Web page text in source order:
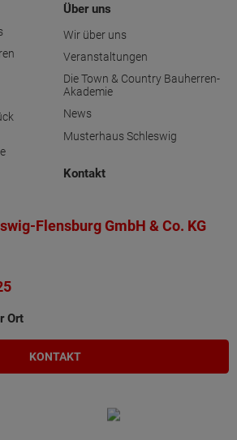
Über uns
Wir über uns
Veranstaltungen
Die Town & Country Bauherren-
Akademie
News
Musterhaus Schleswig
Kontakt
Flensburg GmbH & Co. KG
Ort
KONTAKT